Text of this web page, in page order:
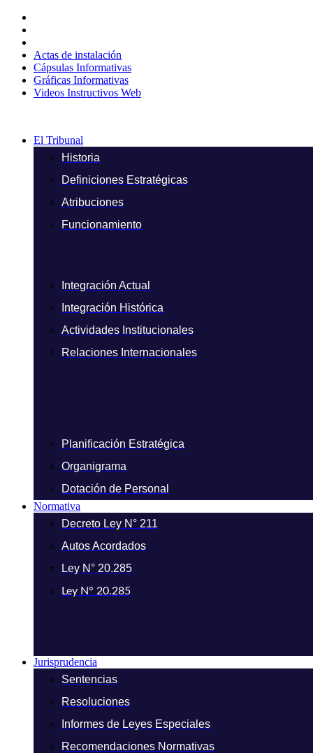
contenido
Actas de instalación
Cápsulas Informativas
Gráficas Informativas
Videos Instructivos Web
El Tribunal
Historia
Definiciones Estratégicas
Atribuciones
Funcionamiento
Integración Actual
Integración Histórica
Actividades Institucionales
Relaciones Internacionales
Planificación Estratégica
Organigrama
Dotación de Personal
Normativa
Decreto Ley N° 211
Autos Acordados
Ley N° 20.285
Ley N° 20.285
Jurisprudencia
Sentencias
Resoluciones
Informes de Leyes Especiales
Recomendaciones Normativas